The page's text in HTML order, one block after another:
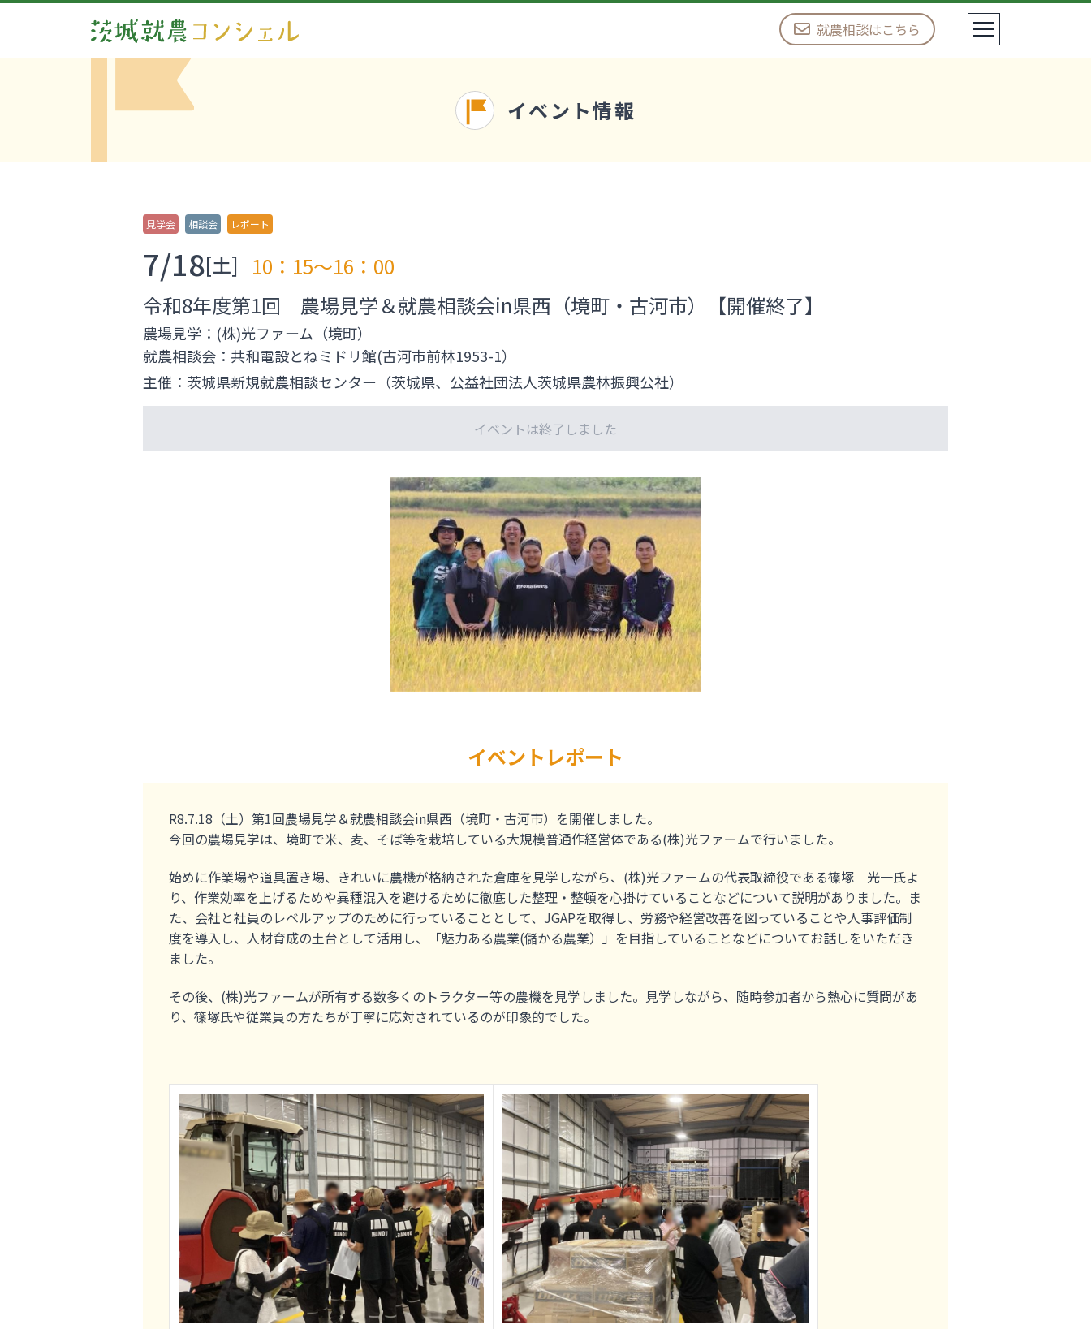
就農相談はこちら
イベント情報
見学会 相談会 レポート
7/18[土] 10：15～16：00
令和8年度第1回 農場見学＆就農相談会in県西（境町・古河市）【開催終了】
農場見学：(株)光ファーム（境町）
就農相談会：共和電設とねミドリ館(古河市前林1953-1）
主催：茨城県新規就農相談センター（茨城県、公益社団法人茨城県農林振興公社）
イベントは終了しました
イベントレポート
R8.7.18（土）第1回農場見学＆就農相談会in県西（境町・古河市）を開催しました。
今回の農場見学は、境町で米、麦、そば等を栽培している大規模普通作経営体である(株)光ファームで行いました。
始めに作業場や道具置き場、きれいに農機が格納された倉庫を見学しながら、(株)光ファームの代表取締役である篠塚 光一氏よ
り、作業効率を上げるためや異種混入を避けるために徹底した整理・整頓を心掛けていることなどについて説明がありました。ま
た、会社と社員のレベルアップのために行っていることとして、JGAPを取得し、労務や経営改善を図っていることや人事評価制
度を導入し、人材育成の土台として活用し、「魅力ある農業(儲かる農業）」を目指していることなどについてお話しをいただき
ました。
その後、(株)光ファームが所有する数多くのトラクター等の農機を見学しました。見学しながら、随時参加者から熱心に質問があ
り、篠塚氏や従業員の方たちが丁寧に応対されているのが印象的でした。